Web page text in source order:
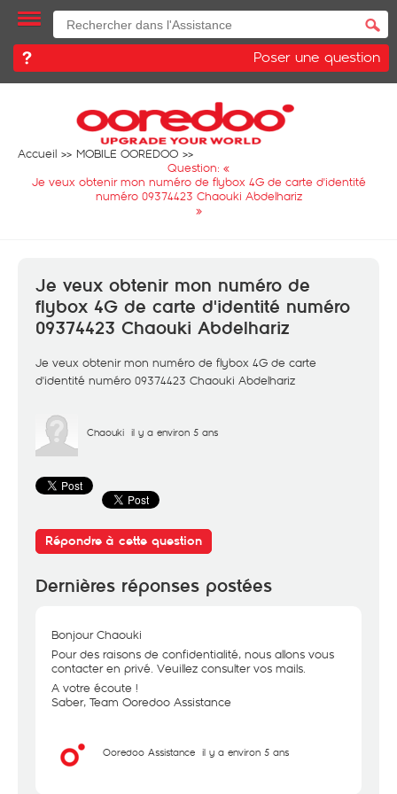
Poser une question
Accueil
MOBILE OOREDOO
Question: «
Je veux obtenir mon numéro de flybox 4G de carte d'identité
numéro 09374423 Chaouki Abdelhariz
»
Je veux obtenir mon numéro de
flybox 4G de carte d'identité numéro
09374423 Chaouki Abdelhariz
Je veux obtenir mon numéro de flybox 4G de carte
d'identité numéro 09374423 Chaouki Abdelhariz
Chaouki il y a environ 5 ans
Répondre à cette question
Dernières réponses postées
Bonjour Chaouki
Pour des raisons de confidentialité, nous allons vous
contacter en privé. Veuillez consulter vos mails.
A votre écoute !
Saber, Team Ooredoo Assistance
Ooredoo Assistance il y a environ 5 ans